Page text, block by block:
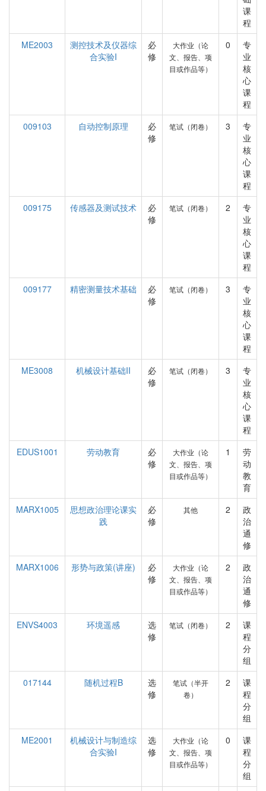
课
程
ME2003
测控技术及仪器综
合实验I
必
修
大作业（论
文、报告、项
目或作品等）
0
专
业
核
心
课
程
009103
自动控制原理
必
修
笔试（闭卷） 3
专
业
核
心
课
程
009175
传感器及测试技术
必
修
笔试（闭卷） 2
专
业
核
心
课
程
009177
精密测量技术基础
必
修
笔试（闭卷） 3
专
业
核
心
课
程
ME3008
机械设计基础II
必
修
笔试（闭卷） 3
专
业
核
心
课
程
EDUS1001
劳动教育
必
修
大作业（论
文、报告、项
目或作品等）
1
劳
动
教
育
MARX1005
思想政治理论课实
践
必
修
其他 2
政
治
通
修
MARX1006
形势与政策(讲座)
必
修
大作业（论
文、报告、项
目或作品等）
2
政
治
通
修
ENVS4003
环境遥感
选
修
笔试（闭卷） 2
课
程
分
组
017144
随机过程B
选
修
笔试（半开
卷）
2
课
程
分
组
ME2001
机械设计与制造综
合实验I
选
修
大作业（论
文、报告、项
目或作品等）
0
课
程
分
组